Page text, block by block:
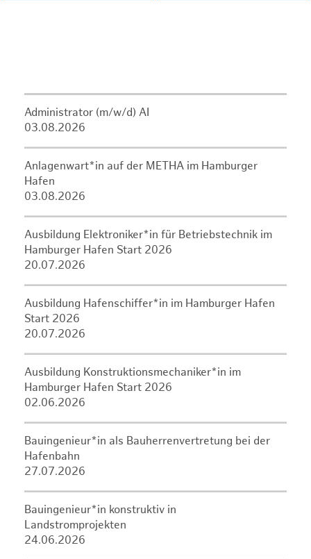
Administrator (m/w/d) AI
03.08.2026
Anlagenwart*in auf der METHA im Hamburger
Hafen
03.08.2026
Ausbildung Elektroniker*in für Betriebstechnik im
Hamburger Hafen Start 2026
20.07.2026
Ausbildung Hafenschiffer*in im Hamburger Hafen
Start 2026
20.07.2026
Ausbildung Konstruktionsmechaniker*in im
Hamburger Hafen Start 2026
02.06.2026
Bauingenieur*in als Bauherrenvertretung bei der
Hafenbahn
27.07.2026
Bauingenieur*in konstruktiv in
Landstromprojekten
24.06.2026